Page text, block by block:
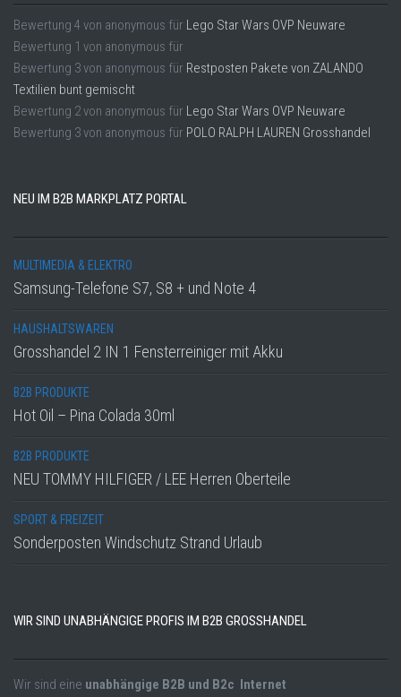
Bewertung 4 von anonymous für Lego Star Wars OVP Neuware
Bewertung 1 von anonymous für
Bewertung 3von anonymous für Restposten Pakete von ZALANDO
Textilien bunt gemischt
Bewertung 2von anonymous für Lego Star Wars OVP Neuware
Bewertung 3von anonymous für POLO RALPH LAUREN Grosshandel
NEU IM B2B MARKPLATZ PORTAL
MULTIMEDIA & ELEKTRO
Samsung-Telefone S7, S8 + und Note 4
HAUSHALTSWAREN
Grosshandel 2 IN 1 Fensterreiniger mit Akku
B2B PRODUKTE
Hot Oil – Pina Colada 30ml
B2B PRODUKTE
NEU TOMMY HILFIGER / LEE Herren Oberteile
SPORT & FREIZEIT
Sonderposten Windschutz Strand Urlaub
WIR SIND UNABHÄNGIGE PROFIS IM B2B GROSSHANDEL
Wir sind eine unabhängige B2B und B2c Internet